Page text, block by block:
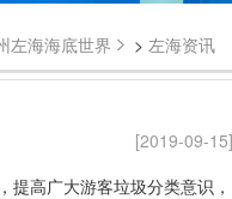
左海海底世界 > 左海资讯
高广大游客垃圾分类意识，
[2019-09-15]